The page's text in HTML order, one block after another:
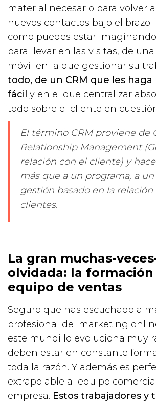
material necesario para volver
nuevos contactos bajo el brazo.
como puedes estar
para llevar en las visitas, de
móvil en la que gestionar su
todo, de un CRM que les haga
fácil y en el que centralizar
todo sobre el cliente en
El término CRM proviene de
Relationship Management
relación con el cliente) y
más que a un programa, a
gestión basado en la
clientes.
La gran muchas-
olvidada: la formación
equipo de ventas
Seguro que has escuchado a
profesional del marketing
este mundillo evoluciona muy
deben estar en constante
toda la razón. Y además es
extrapolable al equipo
empresa. Estos trabajadores y